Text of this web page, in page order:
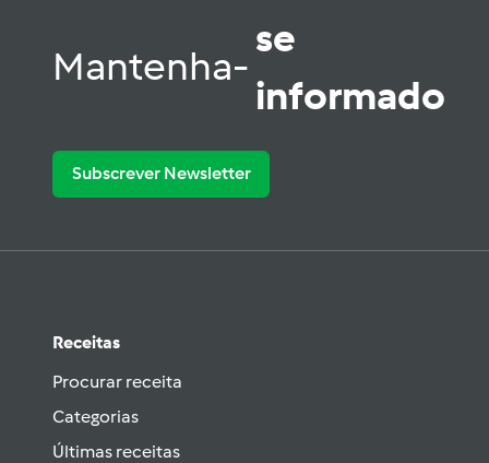
Mantenha-
se
informado
Subscrever Newsletter
Receitas
Procurar receita
Categorias
Últimas receitas